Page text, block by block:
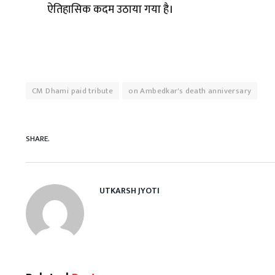
ऐतिहासिक कदम उठाया गया है।
CM Dhami paid tribute on Ambedkar's death anniversary
SHARE.
UTKARSH JYOTI